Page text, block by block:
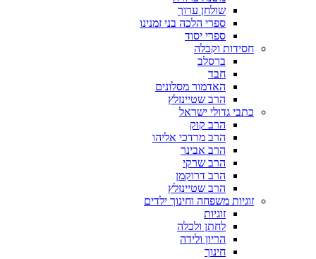
שולחן ערוך
ספרי הלכה בני זמנינו
ספרי יסוד
חסידות וקבלה
ברסלב
חבד
האדמור מסלונים
הרב שטיינזלץ
כתבי גדולי ישראל
הרב קוק
הרב מרדכי אליהו
הרב אבינר
הרב שרקי
הרב דרוקמן
הרב שטיינזלץ
זוגיות משפחה וחינוך ילדים
זוגיות
לחתן ולכלה
הריון ולידה
חינוך